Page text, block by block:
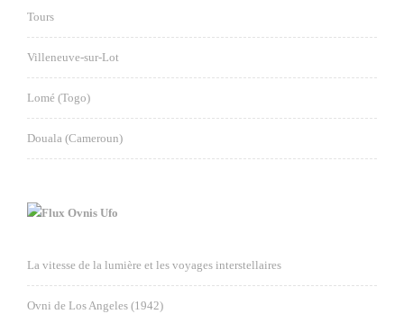
Tours
Villeneuve-sur-Lot
Lomé (Togo)
Douala (Cameroun)
Ovnis Ufo
La vitesse de la lumière et les voyages interstellaires
Ovni de Los Angeles (1942)